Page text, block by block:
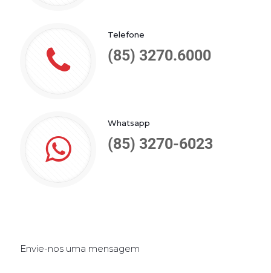
Telefone
(85) 3270.6000
Whatsapp
(85) 3270-6023
Envie-nos uma mensagem